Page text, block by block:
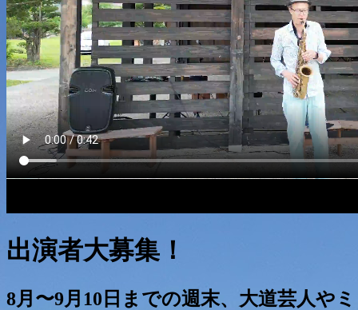
出演者大募集！
8月〜9月10日までの週末、大道芸人や